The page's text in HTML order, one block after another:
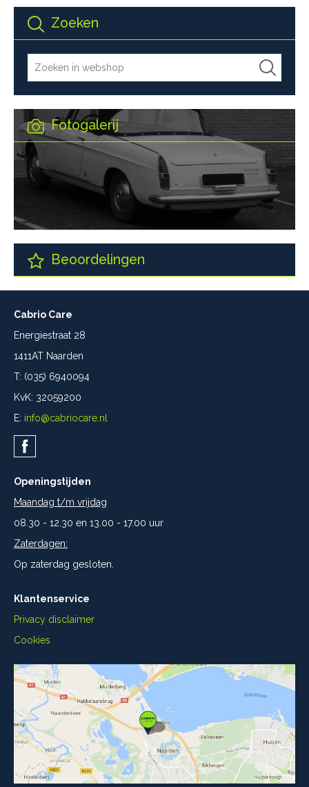
Zoeken
Fotogalerij
Beoordelingen
Cabrio Care
Energiestraat 28
1411AT Naarden
T: (035) 6940094
KvK: 32059200
E: info@cabriocare.nl
Openingstijden
Maandag t/m vrijdag
08.30 - 12.30 en 13.00 - 17.00 uur
Zaterdagen:
Op zaterdag gesloten.
Klantenservice
Privacy disclaimer
Cookies